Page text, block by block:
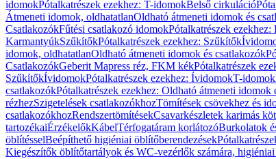
idomokPótalkatrészek ezekhez: T-idomokBelső cirkuláció
Átmeneti idomok, oldhatatlanOldható átmeneti idomok és
CsatlakozókFűtési csatlakozó idomokPótalkatrészek
KarmantyúkSzűkítőkPótalkatrészek ezekhez: Szűkítők
idomok, oldhatatlanOldható átmeneti idomok és csatlakozók
CsatlakozókGeberit Mapress réz, FKM kékPótalkatrészek
SzűkítőkÍvidomokPótalkatrészek ezekhez: ÍvidomokT-idomok
csatlakozókPótalkatrészek ezekhez: Oldható átmeneti idomok
rézhezSzigetelések csatlakozókhozTömítések csövekhez és
csatlakozókhozRendszertömítésekCsavarkészletek karimás
tartozékaiÉrzékelőkKábelTérfogatáram korlátozóBurkolatok
öblítésselBeépíthető higiéniai öblítőberendezések
Kiegészítők öblítőtartályok és WC-vezérlők számára, higiéniai